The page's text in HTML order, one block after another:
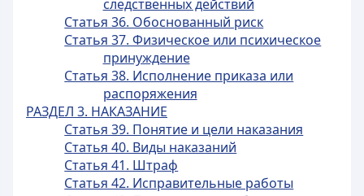
следственных действий
Статья 36. Обоснованный риск
Статья 37. Физическое или психическое
принуждение
Статья 38. Исполнение приказа или
распоряжения
РАЗДЕЛ 3. НАКАЗАНИЕ
Статья 39. Понятие и цели наказания
Статья 40. Виды наказаний
Статья 41. Штраф
Статья 42. Исправительные работы